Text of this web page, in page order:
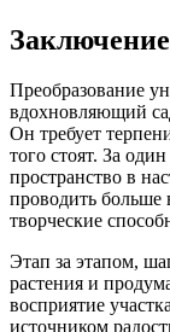
Заключение
Преобразование
вдохновляющий
Он требует
того стоят. За
пространство в
проводить больше
творческие
Этап за этапом,
растения и
восприятие
источником